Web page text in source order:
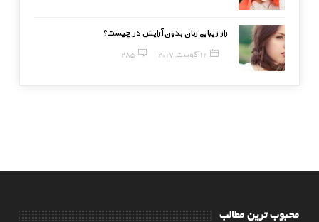
راز زیبایی زنان بدون آرایش در چیست؟
12 آگوست, 2017 285
محبوب ترین مطالب